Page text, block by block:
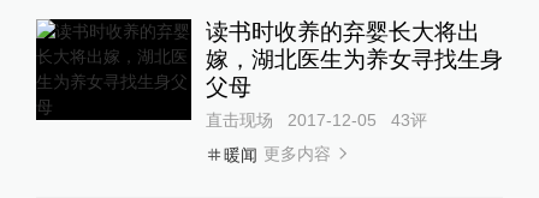
读书时收养的弃婴长大将出
嫁，湖北医生为养女寻找生身
父母
直击现场 2017-12-05 43评
暖闻 更多内容